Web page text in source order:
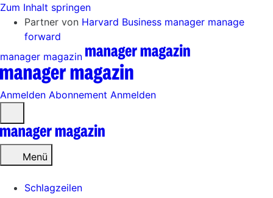
Zum Inhalt springen
Partner von Harvard Business manager manage
forward
manager magazin
Anmelden Abonnement Anmelden
öffnen
Menü
Schlagzeilen